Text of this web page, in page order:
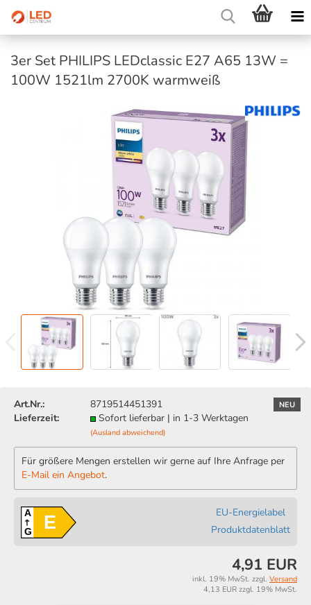
3er Set PHILIPS LEDclassic E27 A65 13W =
100W 1521lm 2700K warmweiß
NEU
Art.Nr.:
8719514451391
Lieferzeit:
Sofort lieferbar | in 1-3 Werktagen
(Ausland abweichend)
Für größere Mengen erstellen wir gerne auf Ihre Anfrage per
E-Mail ein Angebot.
A
GE
EU-Energielabel
Produktdatenblatt
4,91 EUR
inkl. 19% MwSt. zzgl. Versand
4,13 EUR zzgl. 19% MwSt.